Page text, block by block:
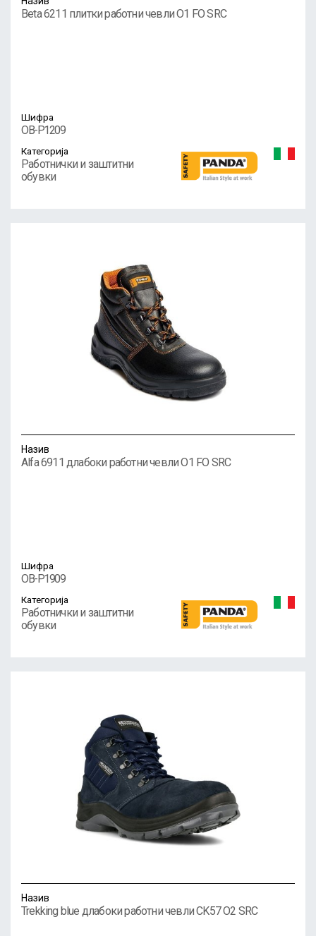
Beta 6211 плитки работни чевли O1 FO SRC
Шифра
OB-P1209
Категорија
Работнички и заштитни
обувки
Назив
Alfa 6911 длабоки работни чевли O1 FO SRC
Шифра
OB-P1909
Категорија
Работнички и заштитни
обувки
Назив
Trekking blue длабоки работни чевли CK57 O2 SRC